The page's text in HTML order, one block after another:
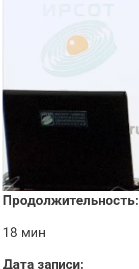
Продолжительность:
18 мин
Дата записи: